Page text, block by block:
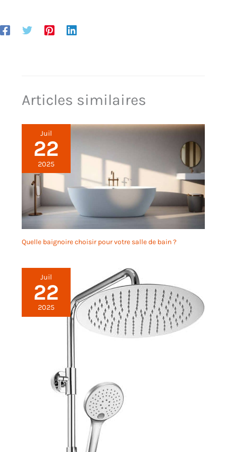
filtre est plus respectueux
de l'environnement. Il
réutilisable qui vous
Réutilisables : avec nos
filtres à café durables,
vous pouvez économiser
de l'argent sans avoir à
acheter des filtres en
papier jetables. Meilleur
aucun goût de papier ne
Vous pouvez utiliser en
café permanents. Le filtre à
résistant à la corrosion et
à la rouille, aux acides, aux
alcalis, à la chaleur et à
l'usure, doux et épais,
solide et durable.
【Filtration fine】 : filtre
100 mesh, maille fine,
bonne perméabilité à l'air
et précision uniforme pour
assurer le filtrage des
lisse et corsé, bien
meilleur que le papier filtre.
【Avec poignée en
plastique】 : notre filtre à
café a une poignée en
plastique, ce qui vous
permet de régler le filtre
résidus de café et nettoyer
le filtre. 【Réutilisable】:
Le filtre à panier à café en
maille est réutilisable, il
Articles similaires
Juil
22
2025
Quelle baignoire choisir pour votre salle de bain ?
Juil
22
2025